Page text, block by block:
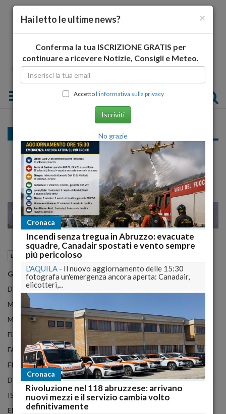
Toggle navigation
Campli 2014, preferenze, liste, nomi candidati
MILANO 23 25
Liste comunali 2014 27 Aprile 2014
GABRIELE GIOVANNINI
DANIELE BARBIERI
MAURIZIO DI STEFANO
MARINO FIORÀ
FLAVIA DI MARCO
FABRIZIO DI DOMENICO
FRANCESCO D’ISIDORO
DOMENICO BRUNI
ISIDORO VAGNOZZI
EMANUELA TRITELLA
×
Hai letto le ultime news?
Conferma la tua ISCRIZIONE GRATIS per
continuare a ricevere Notizie, Consigli e Meteo.
Accettol'informativa sulla privacy
Iscriviti
No grazie
Cronaca
Incendi senza tregua in Abruzzo: evacuate
squadre, Canadair spostati e vento sempre
più pericoloso
L'AQUILA - Il nuovo aggiornamento delle 15:30
fotografa un'emergenza ancora aperta: Canadair,
elicotteri,...
Cronaca
Rivoluzione nel 118 abruzzese: arrivano
nuovi mezzi e il servizio cambia volto
definitivamente